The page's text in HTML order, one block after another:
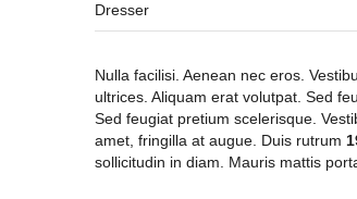
Dresser
Nulla facilisi. Aenean nec eros.
ultrices. Aliquam erat volutpat. Sed
Sed feugiat pretium scelerisque.
amet, fringilla at augue. Duis rutrum
sollicitudin in diam. Mauris mattis